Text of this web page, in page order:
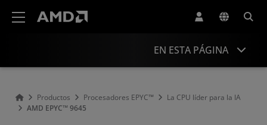
EN ESTA PÁGINA
Productos Procesadores EPYC™
La CPU líder para la IA
AMD EPYC™ 9645